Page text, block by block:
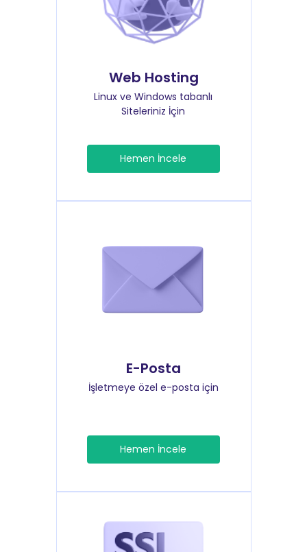
Web Hosting
Linux ve Windows tabanlı
Siteleriniz İçin
Hemen İncele
E-Posta
İşletmeye özel e-posta için
Hemen İncele